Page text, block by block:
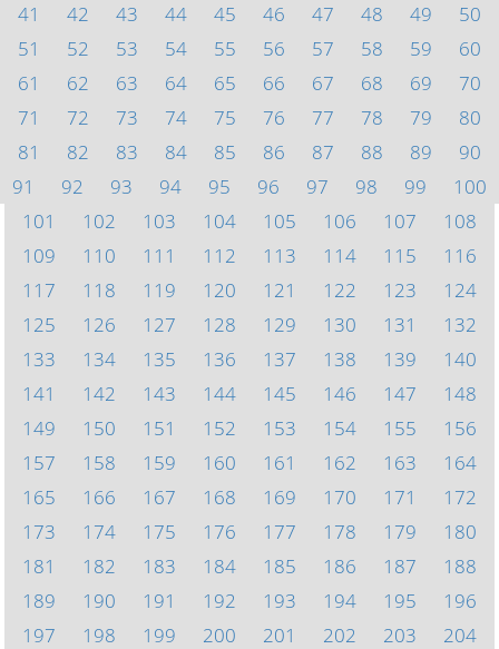
41
42 43 44 45 46 47 48 49
50
51
52 53 54 55 56 57 58 59
60
61
62 63 64 65 66 67 68 69
70
71
72 73 74 75 76 77 78 79
80
81
82 83 84 85 86 87 88 89
90
91
92 93 94 95 96 97 98 99
100
101
102 103 104 105 106 107
108
109
110 111 112 113 114 115
116
117
118 119 120 121 122 123
124
125
126 127 128 129 130 131
132
133
134 135 136 137 138 139
140
141
142 143 144 145 146 147
148
149
150 151 152 153 154 155
156
157
158 159 160 161 162 163
164
165
166 167 168 169 170 171
172
173
174 175 176 177 178 179
180
181
182 183 184 185 186 187
188
189
190 191 192 193 194 195
196
197
198 199 200 201 202 203
204